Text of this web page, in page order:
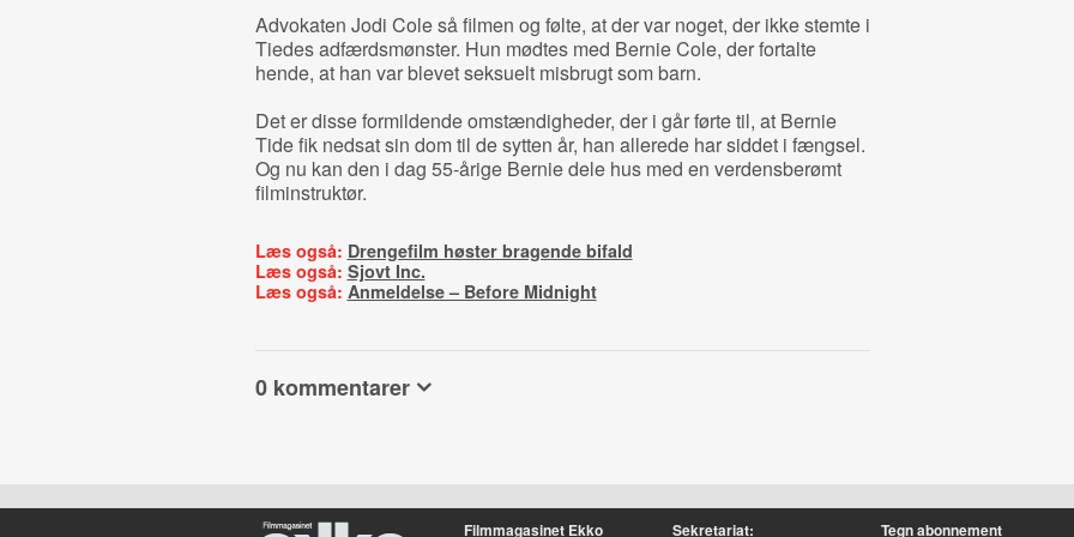
Advokaten Jodi Cole så filmen og følte, at der var noget, der ikke stemte i
Tiedes adfærdsmønster. Hun mødtes med Bernie Cole, der fortalte
hende, at han var blevet seksuelt misbrugt som barn.
Det er disse formildende omstændigheder, der i går førte til, at Bernie
Tide fik nedsat sin dom til de sytten år, han allerede har siddet i fængsel.
Og nu kan den i dag 55-årige Bernie dele hus med en verdensberømt
filminstruktør.
Læs også: Drengefilm høster bragende bifald
Læs også: Sjovt Inc.
Læs også: Anmeldelse – Before Midnight
0 kommentarer
Filmmagasinet Ekko Sekretariat: Tegn abonnement